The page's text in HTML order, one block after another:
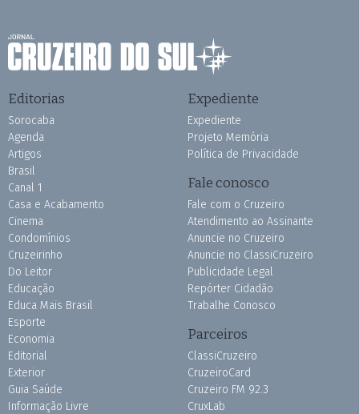
Editorias
Sorocaba
Agenda
Artigos
Brasil
Canal 1
Casa e Acabamento
Cinema
Condomínios
Cruzeirinho
Do Leitor
Educação
Educa Mais Brasil
Esporte
Economia
Editorial
Exterior
Guia Saúde
Informação Livre
Expediente
Expediente
Projeto Memória
Política de Privacidade
Fale conosco
Fale com o Cruzeiro
Atendimento ao Assinante
Anuncie no Cruzeiro
Anuncie no ClassiCruzeiro
Publicidade Legal
Repórter Cidadão
Trabalhe Conosco
Parceiros
ClassiCruzeiro
CruzeiroCard
Cruzeiro FM 92.3
CruxLab